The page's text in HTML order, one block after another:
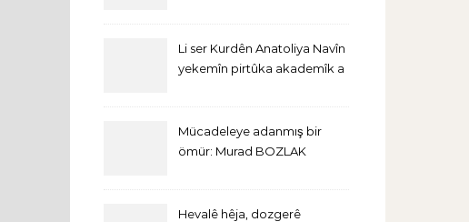
Li ser Kurdên Anatoliya Navîn
yekemîn pirtûka akademîk a
Mücadeleye adanmış bir
ömür: Murad BOZLAK
Hevalê hêja, dozgerê